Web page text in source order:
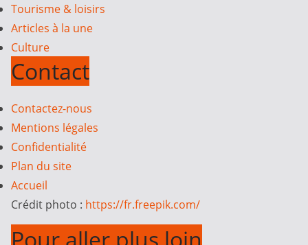
Tourisme & loisirs
Articles à la une
Culture
Contact
Contactez-nous
Mentions légales
Confidentialité
Plan du site
Accueil
Crédit photo : https://fr.freepik.com/
Pour aller plus loin